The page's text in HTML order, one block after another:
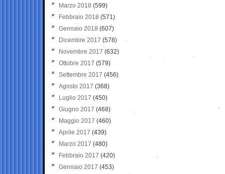
Marzo 2018 (599)
Febbraio 2018 (571)
Gennaio 2018 (607)
Dicembre 2017 (578)
Novembre 2017 (632)
Ottobre 2017 (579)
Settembre 2017 (456)
Agosto 2017 (368)
Luglio 2017 (450)
Giugno 2017 (468)
Maggio 2017 (460)
Aprile 2017 (439)
Marzo 2017 (480)
Febbraio 2017 (420)
Gennaio 2017 (453)